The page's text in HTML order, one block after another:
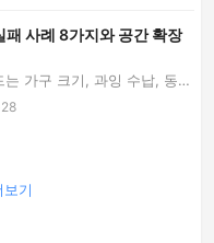
사례 8가지와 공간 확장
가구 크기, 과잉 수납, 동선
견적 사례 8...
보기